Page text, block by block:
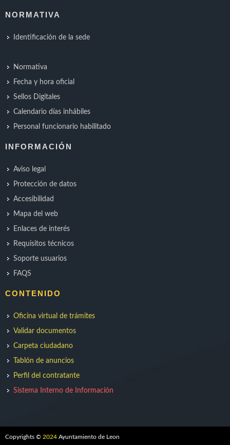
NORMATIVA
Identificación de la sede
Normativa
Fecha y hora oficial
Sellos Digitales
Calendario días inhábiles
Personal funcionario habilitado
INFORMACIÓN
Aviso legal
Protección de datos
Accesibilidad
Mapa del web
Enlaces de interés
Requisitos técnicos
Soporte usuarios
FAQS
CONTENIDO
Oficina virtual de trámites
Validar documentos
Carpeta ciudadano
Tablón de anuncios
Perfil del contratante
Sistema Interno de Información
Copyrights © 2024 Ayuntamiento de Leon